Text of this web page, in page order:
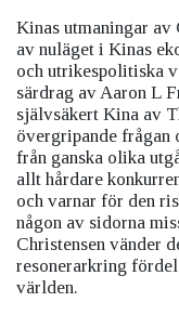
Kinas utmaningar av
av nuläget i Kinas
och utrikes­politiska
särdrag av Aaron L
självsäkert Kina av
övergripande frågan
från ganska olika
allt hårdare
och varnar för den
någon av sidorna
Christensen vänder
resonerarkring
världen.